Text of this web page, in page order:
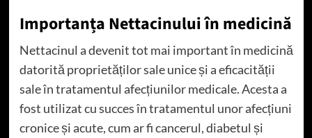
Importanța Nettacinului în medicină
Nettacinul a devenit tot mai important în medicină
datorită proprietăților sale unice și a eficacității
sale în tratamentul afecțiunilor medicale. Acesta a
fost utilizat cu succes în tratamentul unor afecțiuni
cronice și acute, cum ar fi cancerul, diabetul și